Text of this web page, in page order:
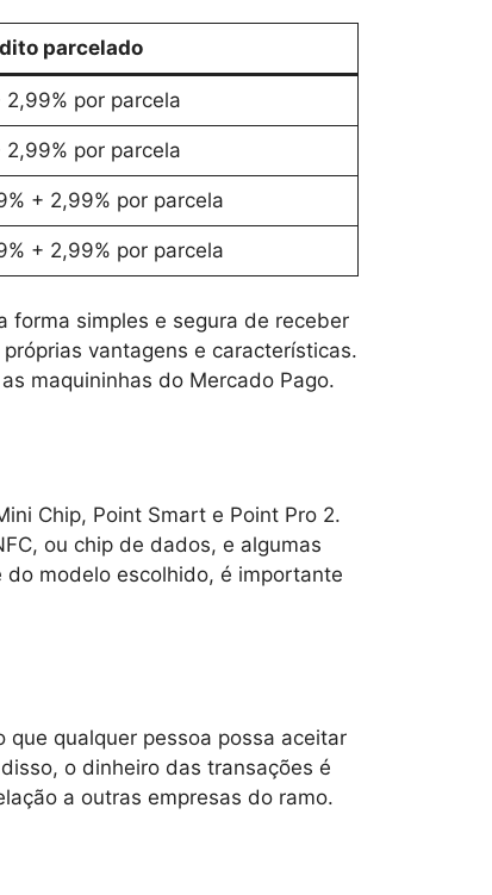
parcelado
2,99% por parcela
2,99% por parcela
+ 2,99% por parcela
+ 2,99% por parcela
forma simples e segura de receber
vantagens e características.
maquininhas do Mercado Pago.
Chip, Point Smart e Point Pro 2.
ou chip de dados, e algumas
modelo escolhido, é importante
qualquer pessoa possa aceitar
o dinheiro das transações é
a outras empresas do ramo.